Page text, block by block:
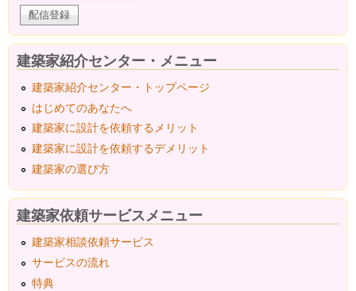
建築家紹介センター・メニュー
建築家紹介センター・トップページ
はじめてのあなたへ
建築家に設計を依頼するメリット
建築家に設計を依頼するデメリット
建築家の選び方
建築家依頼サービスメニュー
建築家相談依頼サービス
サービスの流れ
特典